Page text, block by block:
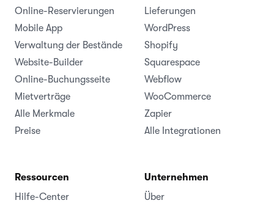
Online-Reservierungen
Mobile App
Verwaltung der Bestände
Website-Builder
Online-Buchungsseite
Mietverträge
Alle Merkmale
Preise
Lieferungen
WordPress
Shopify
Squarespace
Webflow
WooCommerce
Zapier
Alle Integrationen
Ressourcen
Hilfe-Center
Unternehmen
Über